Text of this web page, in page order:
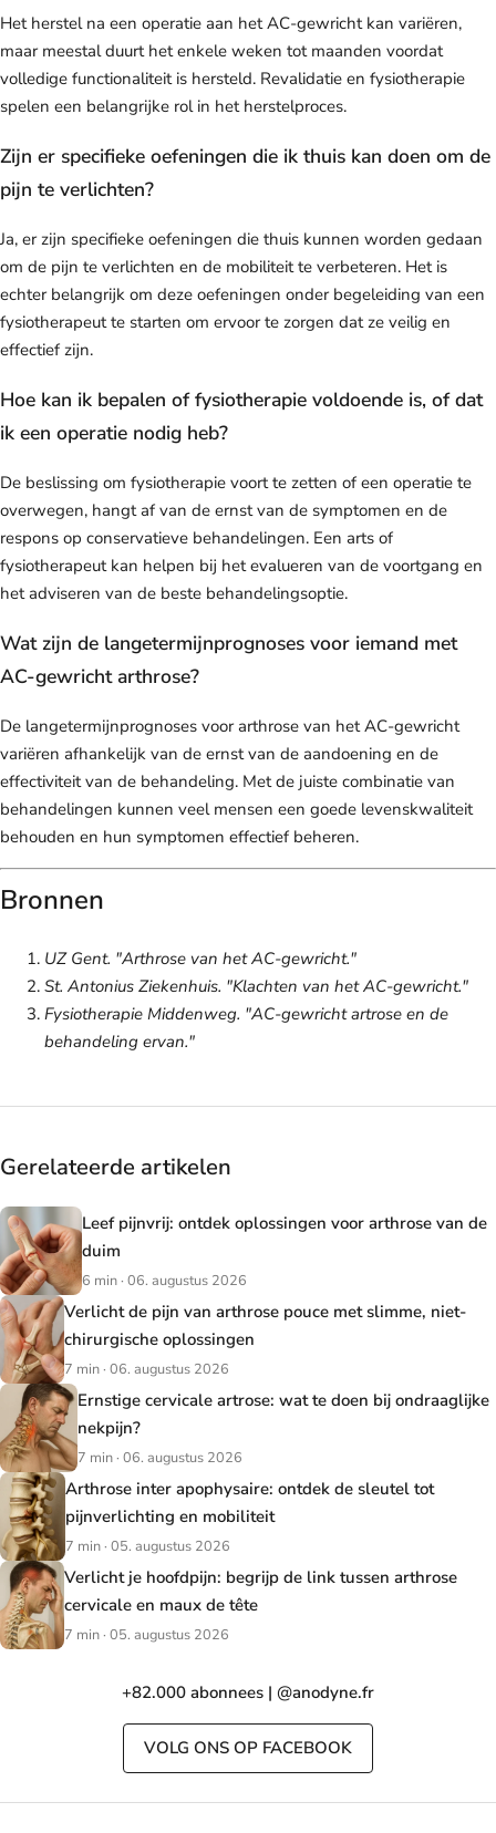
Het herstel na een operatie aan het AC-gewricht kan variëren,
maar meestal duurt het enkele weken tot maanden voordat
volledige functionaliteit is hersteld. Revalidatie en fysiotherapie
spelen een belangrijke rol in het herstelproces.
Zijn er specifieke oefeningen die ik thuis kan doen om de
pijn te verlichten?
Ja, er zijn specifieke oefeningen die thuis kunnen worden gedaan
om de pijn te verlichten en de mobiliteit te verbeteren. Het is
echter belangrijk om deze oefeningen onder begeleiding van een
fysiotherapeut te starten om ervoor te zorgen dat ze veilig en
effectief zijn.
Hoe kan ik bepalen of fysiotherapie voldoende is, of dat
ik een operatie nodig heb?
De beslissing om fysiotherapie voort te zetten of een operatie te
overwegen, hangt af van de ernst van de symptomen en de
respons op conservatieve behandelingen. Een arts of
fysiotherapeut kan helpen bij het evalueren van de voortgang en
het adviseren van de beste behandelingsoptie.
Wat zijn de langetermijnprognoses voor iemand met
AC-gewricht arthrose?
De langetermijnprognoses voor arthrose van het AC-gewricht
variëren afhankelijk van de ernst van de aandoening en de
effectiviteit van de behandeling. Met de juiste combinatie van
behandelingen kunnen veel mensen een goede levenskwaliteit
behouden en hun symptomen effectief beheren.
Bronnen
UZ Gent. "Arthrose van het AC-gewricht."
St. Antonius Ziekenhuis. "Klachten van het AC-gewricht."
Fysiotherapie Middenweg. "AC-gewricht artrose en de
behandeling ervan."
Gerelateerde artikelen
Leef pijnvrij: ontdek oplossingen voor arthrose van de
duim
6 min · 06. augustus 2026
Verlicht de pijn van arthrose pouce met slimme, niet-
chirurgische oplossingen
7 min · 06. augustus 2026
Ernstige cervicale artrose: wat te doen bij ondraaglijke
nekpijn?
7 min · 06. augustus 2026
Arthrose inter apophysaire: ontdek de sleutel tot
pijnverlichting en mobiliteit
7 min · 05. augustus 2026
Verlicht je hoofdpijn: begrijp de link tussen arthrose
cervicale en maux de tête
7 min · 05. augustus 2026
+82.000 abonnees | @anodyne.fr
VOLG ONS OP FACEBOOK